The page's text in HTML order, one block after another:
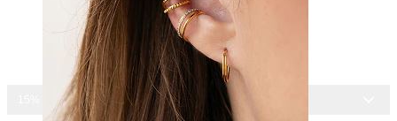
15% RABAT PÅ ALLE SMYKKER